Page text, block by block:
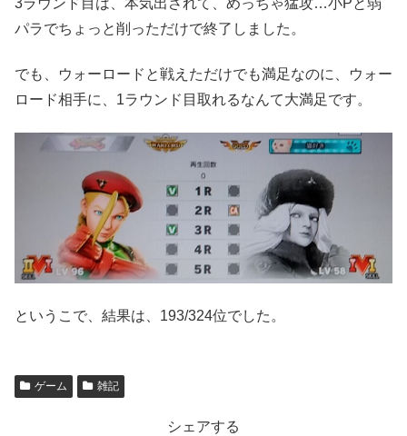
パラでちょっと削っただけで終了しました。
でも、ウォーロードと戦えただけでも満足なのに、ウォー
ロード相手に、1ラウンド目取れるなんて大満足です。
というこで、結果は、193/324位でした。
ゲーム 雑記
シェアする